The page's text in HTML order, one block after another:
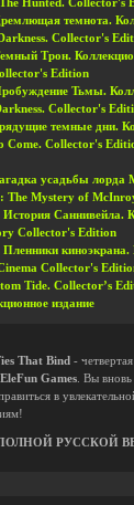
Hunted. Collector's
темнота.
Collector's
Трон.
Edition
Тьмы.
Collector's
темные дни.
Come. Collector's
усадьбы лорда
The Mystery of
Саннивейла.
Collector's Edition
киноэкрана.
Collector's
Tide. Collector’s
издание
That Bind -
EleFun Games. Вы вновь
в
РУССКОЙ